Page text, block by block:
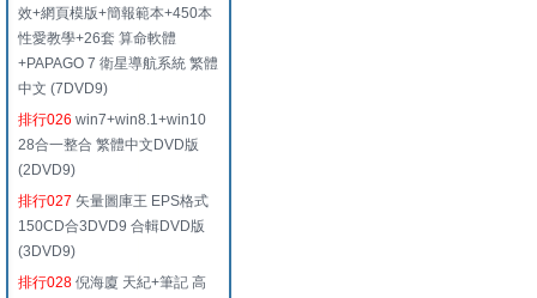
效+網頁模版+簡報範本+450本
性愛教學+26套 算命軟體
+PAPAGO 7 衛星導航系統 繁體
中文 (7DVD9)
排行026 win7+win8.1+win10
28合一整合 繁體中文DVD版
(2DVD9)
排行027 矢量圖庫王 EPS格式
150CD合3DVD9 合輯DVD版
(3DVD9)
排行028 倪海廈 天紀+筆記 高